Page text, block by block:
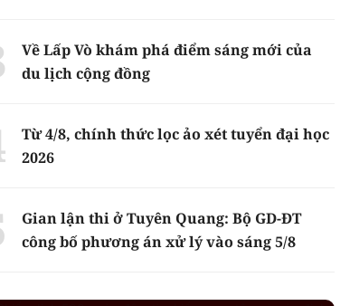
Về Lấp Vò khám phá điểm sáng mới của
du lịch cộng đồng
Từ 4/8, chính thức lọc ảo xét tuyển đại học
2026
Gian lận thi ở Tuyên Quang: Bộ GD-ĐT
công bố phương án xử lý vào sáng 5/8